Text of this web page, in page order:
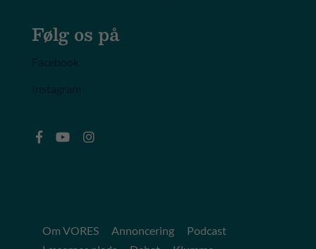
Følg os på
Om VORES Annoncering
Podcast